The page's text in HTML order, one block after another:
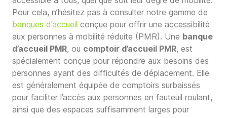
Pour cela, n’hésitez pas à consulter notre gamme de
banques d’accueil conçue pour offrir une accessibilité
aux personnes à mobilité réduite (PMR). Une banque
d’accueil PMR, ou comptoir d’accueil PMR, est
spécialement conçue pour répondre aux besoins des
personnes ayant des difficultés de déplacement. Elle
est généralement équipée de comptoirs surbaissés
pour faciliter l’accès aux personnes en fauteuil roulant,
ainsi que des espaces suffisamment larges pour